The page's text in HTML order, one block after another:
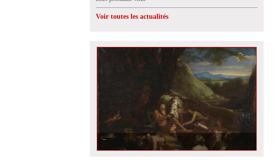
Voir toutes les actualités